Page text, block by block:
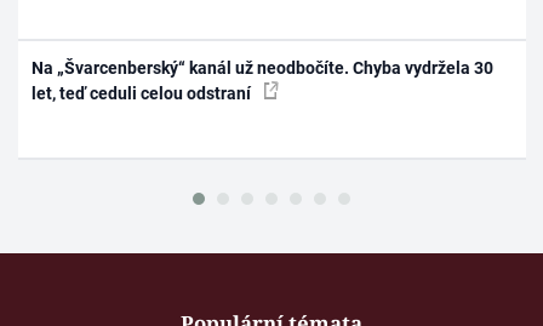
Na „Švarcenberský“ kanál už neodbočíte. Chyba vydržela 30
let, teď ceduli celou odstraní